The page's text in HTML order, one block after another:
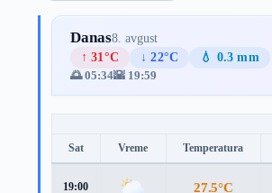
Danas8. avgust
↑ 31°C
↓ 22°C
💧 0.3 mm
🌅 05:34🌇 19:59
Sat Vreme Temperatura
19:00 27.5°C